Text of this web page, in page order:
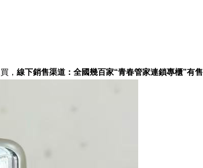
，線下銷售渠道：全國幾百家“青春管家連鎖專櫃”有售